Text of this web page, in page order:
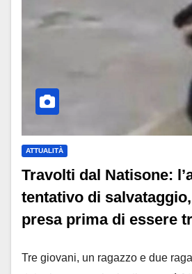
ATTUALITÀ
Travolti dal Natisone:
tentativo di
presa prima di essere
Tre giovani, un ragazzo e due